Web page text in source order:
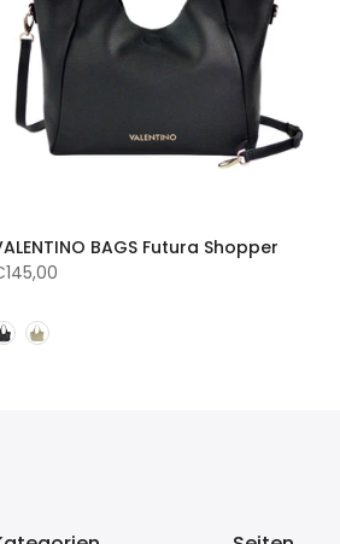
BAGS Futura Shopper